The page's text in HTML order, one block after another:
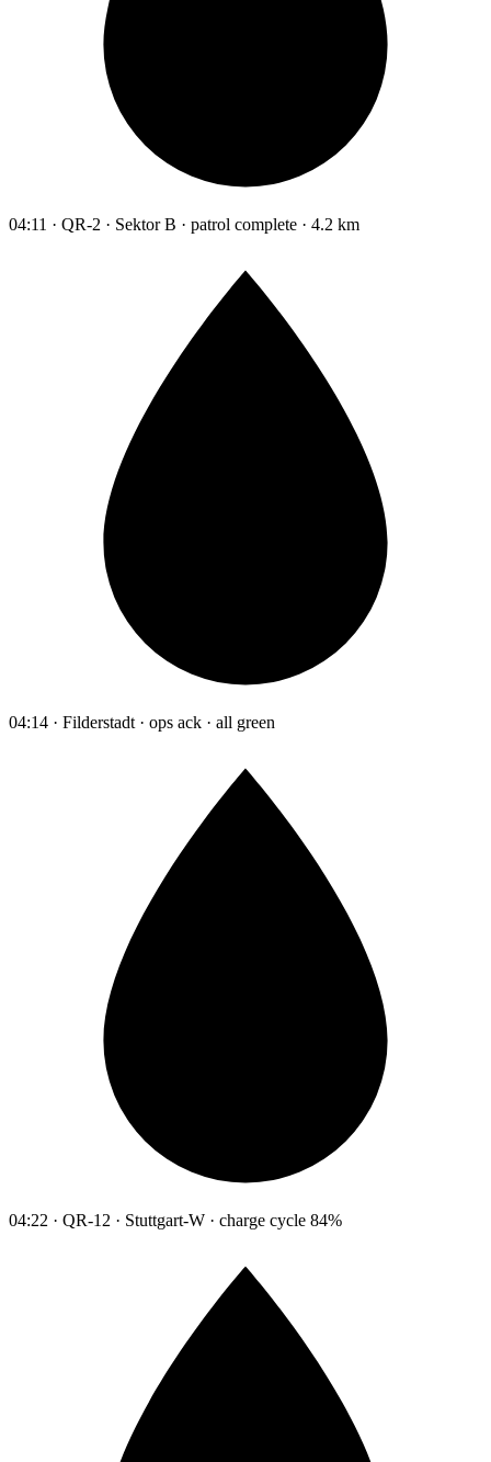
04:11 · QR-2 · Sektor B · patrol complete · 4.2 km
04:14 · Filderstadt · ops ack · all green
04:22 · QR-12 · Stuttgart-W · charge cycle 84%